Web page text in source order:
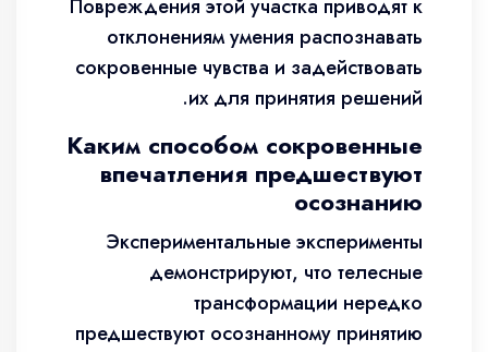
Повреждения этой участка приводят к
отклонениям умения распознавать
сокровенные чувства и задействовать
их для принятия решений.
Каким способом сокровенные
впечатления предшествуют
осознанию
Экспериментальные эксперименты
демонстрируют, что телесные
трансформации нередко
предшествуют осознанному принятию